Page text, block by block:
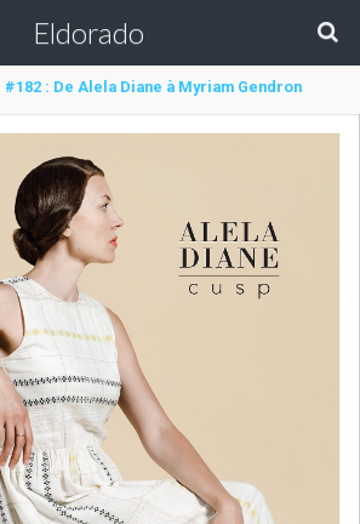
Eldorado
: De Alela Diane à Myriam Gendron